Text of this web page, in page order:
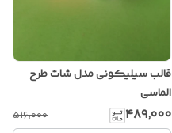
قالب سیلیکونی مدل شات طرح
الماسی
۴۸۹٬۰۰۰ ۵۱۶٬۰۰۰